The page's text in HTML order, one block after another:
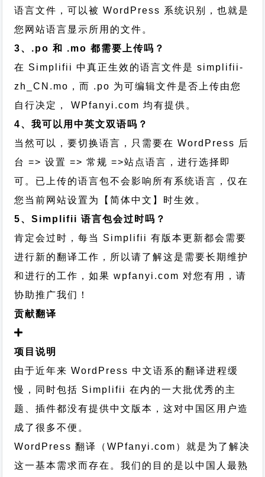
语言文件，可以被 WordPress 系统识别，也就是
您网站语言显示所用的文件。
3、.po 和 .mo 都需要上传吗？
在 Simplifii 中真正生效的语言文件是 simplifii-
zh_CN.mo，而 .po 为可编辑文件是否上传由您
自行决定， WPfanyi.com 均有提供。
4、我可以用中英文双语吗？
当然可以，要切换语言，只需要在 WordPress 后
台 => 设置 => 常规 =>站点语言，进行选择即
可。已上传的语言包不会影响所有系统语言，仅在
您当前网站设置为【简体中文】时生效。
5、Simplifii 语言包会过时吗？
肯定会过时，每当 Simplifii 有版本更新都会需要
进行新的翻译工作，所以请了解这是需要长期维护
和进行的工作，如果 wpfanyi.com 对您有用，请
协助推广我们！
贡献翻译
项目说明
由于近年来 WordPress 中文语系的翻译进程缓
慢，同时包括 Simplifii 在内的一大批优秀的主
题、插件都没有提供中文版本，这对中国区用户造
成了很多不便。
WordPress 翻译（WPfanyi.com） 就是为了解决
这一基本需求而存在。我们的目的是以中国人最熟